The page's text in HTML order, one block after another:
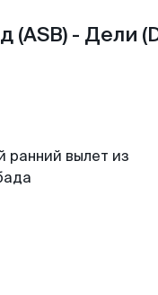
- Дели
ранний вылет из